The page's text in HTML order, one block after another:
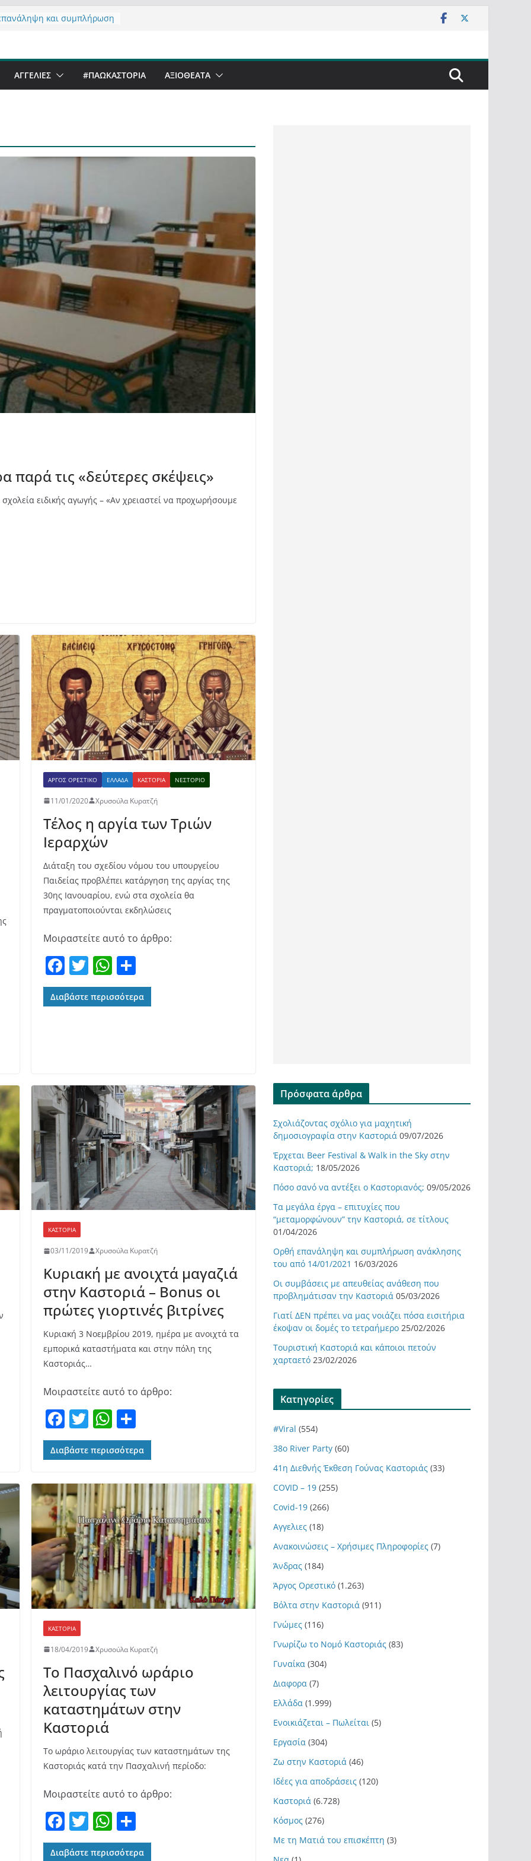
και συμπλήρωση
Καστοριά;
να αντέξει ο
ΑΓΓΕΛΙΕΣ #ΠΑΩΚΑΣΤΟΡΙΑ ΑΞΙΟΘΈΑΤΑ
παρά τις «δεύτερες σκέψεις»
ειδικής αγωγής – «Αν χρειαστεί να προχωρήσουμε
ΆΡΓΟΣ ΟΡΕΣΤΙΚΌ ΕΛΛΆΔΑ ΚΑΣΤΟΡΙΆ ΝΕΣΤΌΡΙΟ
11/01/2020 Χρυσούλα Κυρατζή
Τέλος η αργία των Τριών
Ιεραρχών
Διάταξη του σχεδίου νόμου του υπουργείου
Παιδείας προβλέπει κατάργηση της αργίας της
30ης Ιανουαρίου, ενώ στα σχολεία θα
πραγματοποιούνται εκδηλώσεις
Μοιραστείτε αυτό το άρθρο:
F
a
c
o
k
T
w
itt
W
h
at
p
Μ
οι
ρ
ίτ
ε
Διαβάστε περισσότερα
ΚΑΣΤΟΡΙΆ
03/11/2019 Χρυσούλα Κυρατζή
Κυριακή με ανοιχτά μαγαζιά
στην Καστοριά – Bonus οι
πρώτες γιορτινές βιτρίνες
Κυριακή 3 Νοεμβρίου 2019, ημέρα με ανοιχτά τα
εμπορικά καταστήματα και στην πόλη της
Καστοριάς…
Μοιραστείτε αυτό το άρθρο:
F
a
c
b
o
o
k
T
w
itt
W
h
at
A
p
p
Μ
οι
ρ
σ
τε
ίτ
ε
Διαβάστε περισσότερα
ΚΑΣΤΟΡΙΆ
18/04/2019 Χρυσούλα Κυρατζή
Το Πασχαλινό ωράριο
λειτουργίας των
καταστημάτων στην
Καστοριά
Το ωράριο λειτουργίας των καταστημάτων της
Καστοριάς κατά την Πασχαλινή περίοδο:
Μοιραστείτε αυτό το άρθρο:
F
a
T
w
W
h
Μ
οι
Διαβάστε περισσότερα
Πρόσφατα άρθρα
Σχολιάζοντας σχόλιο για μαχητική
δημοσιογραφία στην Καστοριά 09/07/2026
Έρχεται Beer Festival & Walk in the Sky στην
Καστοριά; 18/05/2026
Πόσο σανό να αντέξει ο Καστοριανός; 09/05/2026
Τα μεγάλα έργα – επιτυχίες που
“μεταμορφώνουν” την Καστοριά, σε τίτλους
01/04/2026
Ορθή επανάληψη και συμπλήρωση ανάκλησης
του από 14/01/2021 16/03/2026
Οι συμβάσεις με απευθείας ανάθεση που
προβλημάτισαν την Καστοριά 05/03/2026
Γιατί ΔΕΝ πρέπει να μας νοιάζει πόσα εισιτήρια
έκοψαν οι δομές το τετραήμερο 25/02/2026
Τουριστική Καστοριά και κάποιοι πετούν
χαρταετό 23/02/2026
Kατηγορίες
#Viral (554)
38ο River Party (60)
41η Διεθνής Έκθεση Γούνας Καστοριάς (33)
COVID – 19 (255)
Covid-19 (266)
Αγγελιες (18)
Ανακοινώσεις – Χρήσιμες Πληροφορίες (7)
Άνδρας (184)
Άργος Ορεστικό (1.263)
Βόλτα στην Καστοριά (911)
Γνώμες (116)
Γνωρίζω το Νομό Καστοριάς (83)
Γυναίκα (304)
Διαφορα (7)
Ελλάδα (1.999)
Ενοικιάζεται – Πωλείται (5)
Εργασία (304)
Ζω στην Καστοριά (46)
Ιδέες για αποδράσεις (120)
Καστοριά (6.728)
Κόσμος (276)
Με τη Ματιά του επισκέπτη (3)